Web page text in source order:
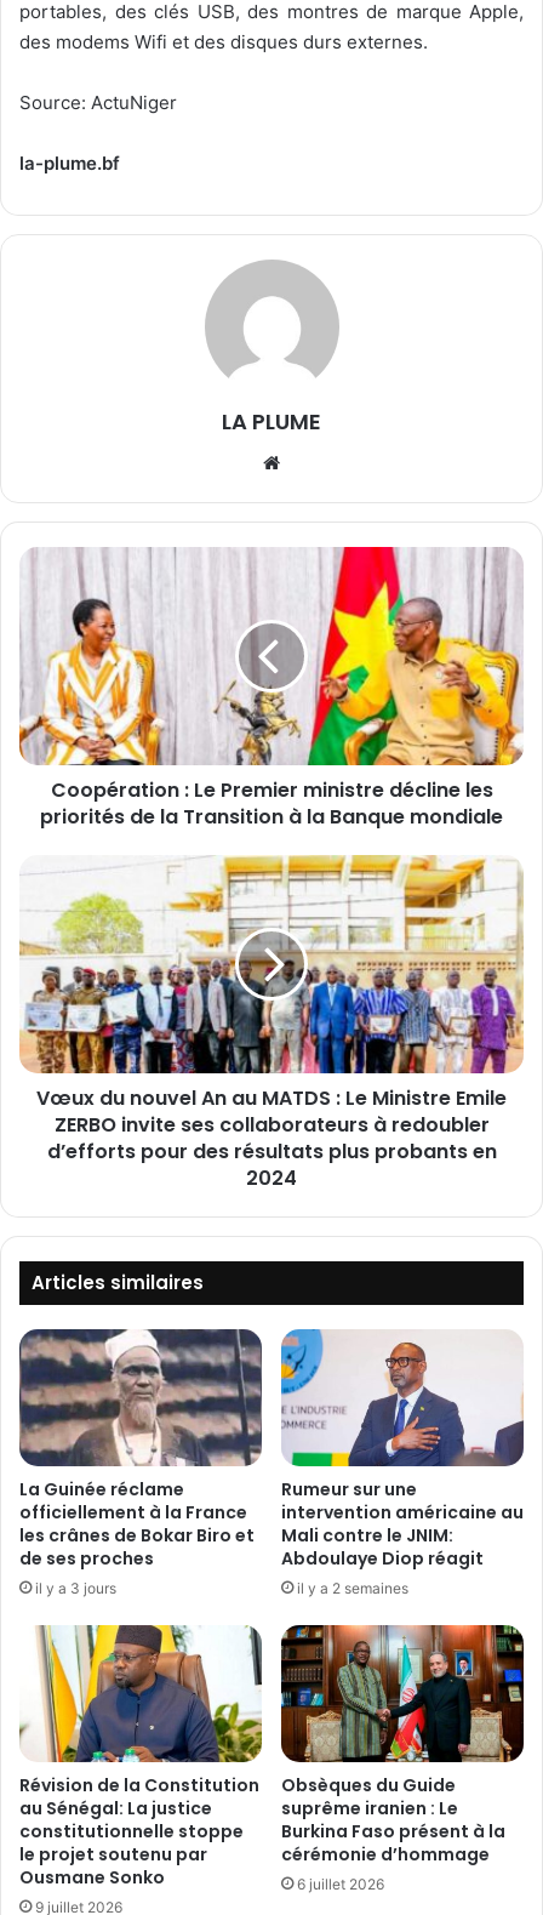
portables, des clés USB, des montres de marque Apple,
des modems Wifi et des disques durs externes.
Source: ActuNiger
la-plume.bf
LA PLUME
te
C
r
a
t
i
P
r
m
e
r
t
c
l
i
n
e
e
s
p
r
é
s
d
e
l
a
T
r
Coopération : Le Premier ministre décline les
priorités de la Transition à la Banque mondiale
u
x
n
o
u
a
A
D
:
L
e
M
i
n
i
s
i
l
e
Z
E
R
B
Vœux du nouvel An au MATDS : Le Ministre Emile
ZERBO invite ses collaborateurs à redoubler
d’efforts pour des résultats plus probants en
2024
Articles similaires
La Guinée réclame
officiellement à la France
les crânes de Bokar Biro et
de ses proches
il y a 3 jours
Rumeur sur une
intervention américaine au
Mali contre le JNIM:
Abdoulaye Diop réagit
il y a 2 semaines
Révision de la Constitution
au Sénégal: La justice
constitutionnelle stoppe
le projet soutenu par
Ousmane Sonko
9 juillet 2026
Obsèques du Guide
suprême iranien : Le
Burkina Faso présent à la
cérémonie d’hommage
6 juillet 2026